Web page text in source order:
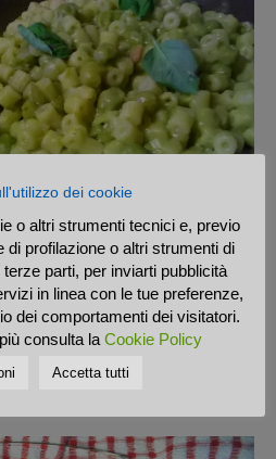
fave
dei cookie
o altri strumenti tecnici e, previo
profilazione o altri strumenti di
parti, per inviarti pubblicità
in linea con le tue preferenze,
dei comportamenti dei visitatori.
consulta la Cookie Policy
Accetta tutti